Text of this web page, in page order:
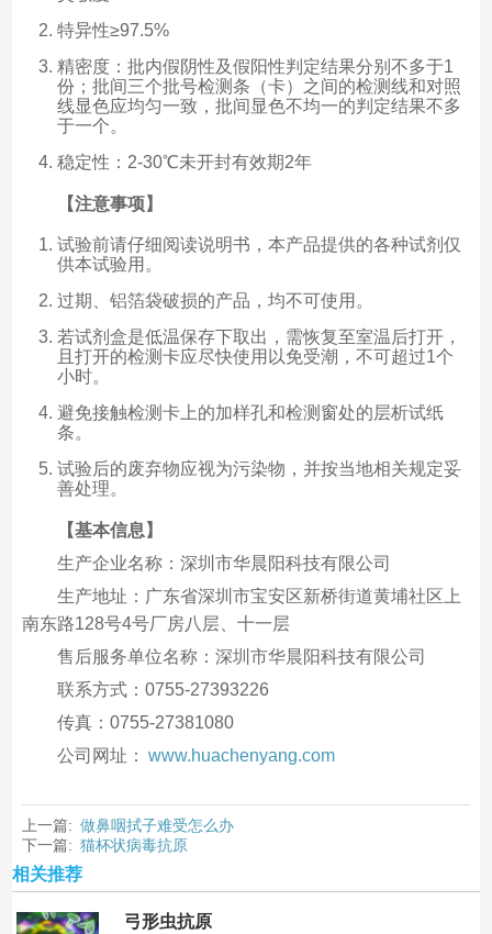
特异性≥97.5%
精密度：批内假阴性及假阳性判定结果分别不多于1
份；批间三个批号检测条（卡）之间的检测线和对照
线显色应均匀一致，批间显色不均一的判定结果不多
于一个。
稳定性：2-30℃未开封有效期2年
【注意事项】
试验前请仔细阅读说明书，本产品提供的各种试剂仅
供本试验用。
过期、铝箔袋破损的产品，均不可使用。
若试剂盒是低温保存下取出，需恢复至室温后打开，
且打开的检测卡应尽快使用以免受潮，不可超过1个
小时。
避免接触检测卡上的加样孔和检测窗处的层析试纸
条。
试验后的废弃物应视为污染物，并按当地相关规定妥
善处理。
【基本信息】
生产企业名称：深圳市华晨阳科技有限公司
生产地址：广东省深圳市宝安区新桥街道黄埔社区上
南东路128号4号厂房八层、十一层
售后服务单位名称：深圳市华晨阳科技有限公司
联系方式：0755-27393226
传真：0755-27381080
公司网址： www.huachenyang.com
上一篇: 做鼻咽拭子难受怎么办
下一篇: 猫杯状病毒抗原
相关推荐
弓形虫抗原